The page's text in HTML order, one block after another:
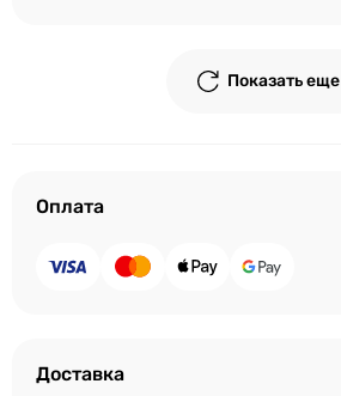
Показать еще
Оплата
Доставка